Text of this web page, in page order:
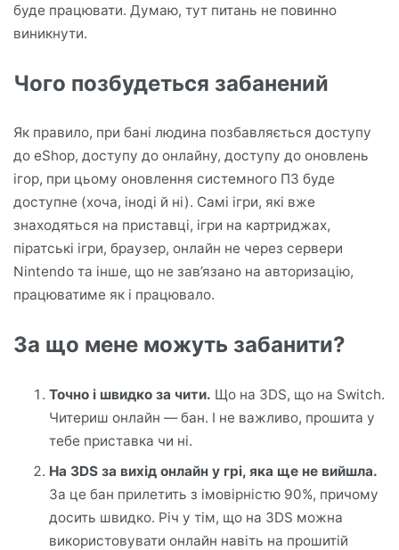
буде працювати. Думаю, тут питань не повинно
виникнути.
Чого позбудеться забанений
Як правило, при бані людина позбавляється доступу
до eShop, доступу до онлайну, доступу до оновлень
ігор, при цьому оновлення системного ПЗ буде
доступне (хоча, іноді й ні). Самі ігри, які вже
знаходяться на приставці, ігри на картриджах,
піратські ігри, браузер, онлайн не через сервери
Nintendo та інше, що не зав’язано на авторизацію,
працюватиме як і працювало.
За що мене можуть забанити?
Точно і швидко за чити. Що на 3DS, що на Switch.
Читериш онлайн — бан. І не важливо, прошита у
тебе приставка чи ні.
На 3DS за вихід онлайн у грі, яка ще не вийшла.
За це бан прилетить з імовірністю 90%, причому
досить швидко. Річ у тім, що на 3DS можна
використовувати онлайн навіть на прошитій